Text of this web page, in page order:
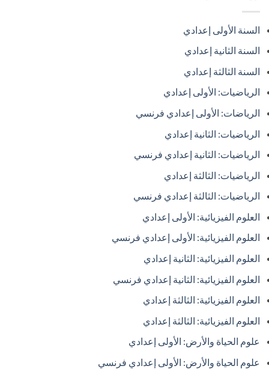
السنة الأولى إعدادي
السنة الثانية إعدادي
السنة الثالثة إعدادي
الرياضيات: الأولى إعدادي
الرياضات: الأولى إعدادي فرنسي
الرياضيات: الثانية إعدادي
الرياضيات: الثانية إعدادي فرنسي
الرياضيات: الثالثة إعدادي
الرياضيات: الثالثة إعدادي فرنسي
العلوم الفيزيائية: الأولى إعدادي
العلوم الفيزيائية: الأولى إعدادي فرنسي
العلوم الفيزيائية: الثانية إعدادي
العلوم الفيزيائية: الثانية إعدادي فرنسي
العلوم الفيزيائية: الثالثة إعدادي
العلوم الفيزيائية: الثالثة إعدادي
علوم الحياة والأرض: الأولى إعدادي
علوم الحياة والأرض: الأولى إعدادي فرنسي